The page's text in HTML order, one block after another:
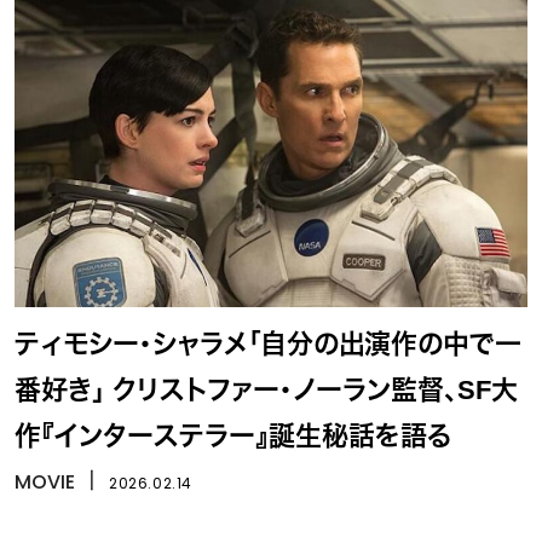
ティモシー・シャラメ「自分の出演作の中で一
番好き」 クリストファー・ノーラン監督、SF大
作『インターステラー』誕生秘話を語る
MOVIE 2026.02.14